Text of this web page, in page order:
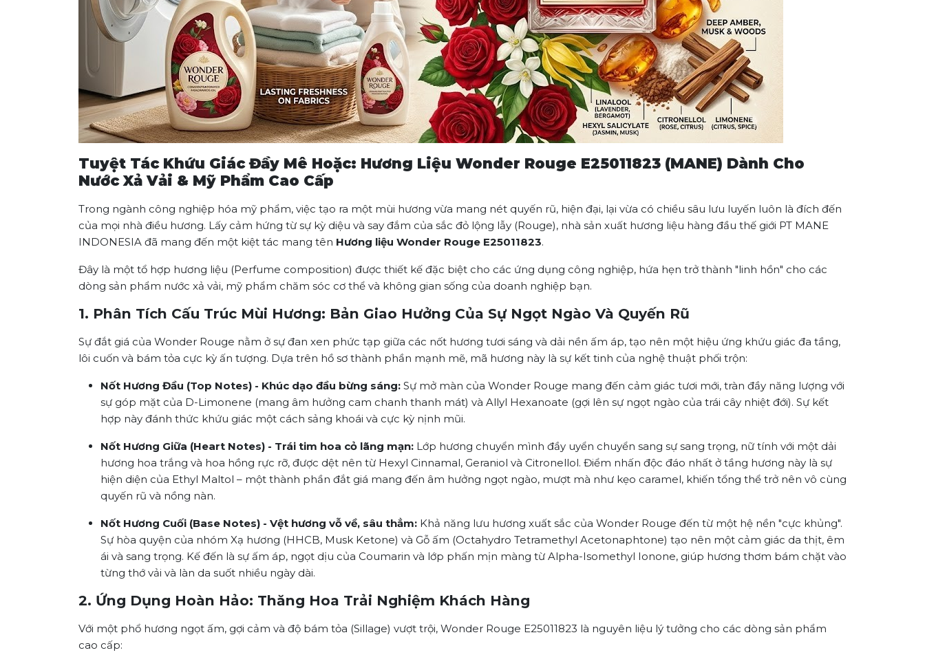
Tuyệt Tác Khứu Giác Đầy Mê Hoặc: Hương Liệu Wonder Rouge E25011823 (MANE) Dành Cho
Nước Xả Vải & Mỹ Phẩm Cao Cấp
Trong ngành công nghiệp hóa mỹ phẩm, việc tạo ra một mùi hương vừa mang nét quyến rũ, hiện đại, lại vừa có chiều sâu lưu luyến luôn là đích đến
của mọi nhà điều hương. Lấy cảm hứng từ sự kỳ diệu và say đắm của sắc đỏ lộng lẫy (Rouge), nhà sản xuất hương liệu hàng đầu thế giới PT MANE
INDONESIA đã mang đến một kiệt tác mang tên Hương liệu Wonder Rouge E25011823.
Đây là một tổ hợp hương liệu (Perfume composition) được thiết kế đặc biệt cho các ứng dụng công nghiệp, hứa hẹn trở thành "linh hồn" cho các
dòng sản phẩm nước xả vải, mỹ phẩm chăm sóc cơ thể và không gian sống của doanh nghiệp bạn.
1. Phân Tích Cấu Trúc Mùi Hương: Bản Giao Hưởng Của Sự Ngọt Ngào Và Quyến Rũ
Sự đắt giá của Wonder Rouge nằm ở sự đan xen phức tạp giữa các nốt hương tươi sáng và dải nền ấm áp, tạo nên một hiệu ứng khứu giác đa tầng,
lôi cuốn và bám tỏa cực kỳ ấn tượng. Dựa trên hồ sơ thành phần mạnh mẽ, mã hương này là sự kết tinh của nghệ thuật phối trộn:
Nốt Hương Đầu (Top Notes) - Khúc dạo đầu bừng sáng: Sự mở màn của Wonder Rouge mang đến cảm giác tươi mới, tràn đầy năng lượng với
sự góp mặt của D-Limonene (mang âm hưởng cam chanh thanh mát) và Allyl Hexanoate (gợi lên sự ngọt ngào của trái cây nhiệt đới). Sự kết
hợp này đánh thức khứu giác một cách sảng khoái và cực kỳ nịnh mũi.
Nốt Hương Giữa (Heart Notes) - Trái tim hoa cỏ lãng mạn: Lớp hương chuyển mình đầy uyển chuyển sang sự sang trọng, nữ tính với một dải
hương hoa trắng và hoa hồng rực rỡ, được dệt nên từ Hexyl Cinnamal, Geraniol và Citronellol. Điểm nhấn độc đáo nhất ở tầng hương này là sự
hiện diện của Ethyl Maltol – một thành phần đắt giá mang đến âm hưởng ngọt ngào, mượt mà như kẹo caramel, khiến tổng thể trở nên vô cùng
quyến rũ và nồng nàn.
Nốt Hương Cuối (Base Notes) - Vệt hương vỗ về, sâu thẳm: Khả năng lưu hương xuất sắc của Wonder Rouge đến từ một hệ nền "cực khủng".
Sự hòa quyện của nhóm Xạ hương (HHCB, Musk Ketone) và Gỗ ấm (Octahydro Tetramethyl Acetonaphtone) tạo nên một cảm giác da thịt, êm
ái và sang trọng. Kế đến là sự ấm áp, ngọt dịu của Coumarin và lớp phấn mịn màng từ Alpha-Isomethyl Ionone, giúp hương thơm bám chặt vào
từng thớ vải và làn da suốt nhiều ngày dài.
2. Ứng Dụng Hoàn Hảo: Thăng Hoa Trải Nghiệm Khách Hàng
Với một phổ hương ngọt ấm, gợi cảm và độ bám tỏa (Sillage) vượt trội, Wonder Rouge E25011823 là nguyên liệu lý tưởng cho các dòng sản phẩm
cao cấp: